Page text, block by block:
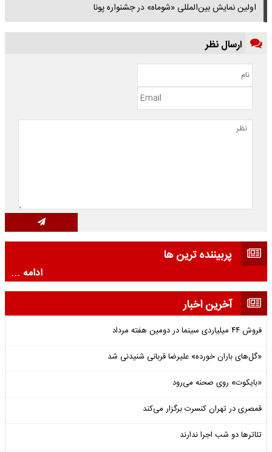
اولین نمایش بین‌المللی «شوماه» در جشنواره پونا
ارسال نظر
پربیننده ترین ها
ادامه ...
آخرین اخبار
فروش ۴۴ میلیاردی سینما در دومین هفته‌ مرداد
«گل‌های باران خورده» علیرضا قربانی شنیدنی شد
«بایکوت» روی صحنه می‌رود
قمصری در تهران کنسرت برگزار می‌کند
تئاترها دو شب اجرا ندارند